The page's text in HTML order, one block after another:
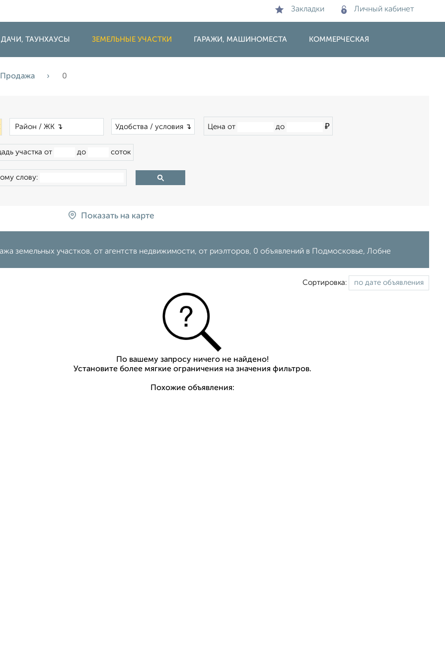
Закладки Личный кабинет
ТАУНХАУСЫ ЗЕМЕЛЬНЫЕ УЧАСТКИ ГАРАЖИ, МАШИНОМЕСТА КОММЕРЧЕСКАЯ
Продажа 0
Удобства / условия ↴ Цена от до ₽
участка от до соток
слову:
Показать на карте
земельных участков, от агентств недвижимости, от риэлторов, 0 объявлений в Подмосковье, Лобне
Сортировка:
По вашему запросу ничего не найдено!
Установите более мягкие ограничения на значения фильтров.
Похожие объявления: